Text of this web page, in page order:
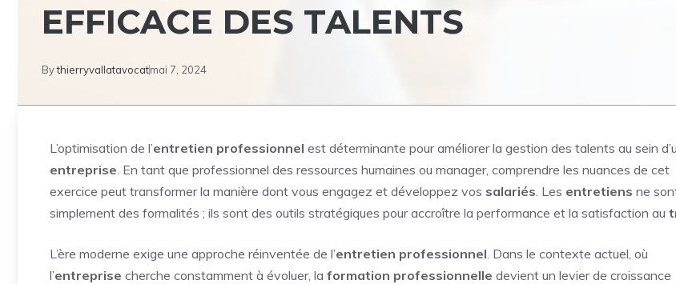
EFFICACE DES TALENTS
Bythierryvallatavocatmai 7, 2024
L’optimisation de l’entretien professionnel est déterminante pour améliorer la gestion des talents au sein
entreprise. En tant que professionnel des ressources humaines ou manager, comprendre les nuances de cet
exercice peut transformer la manière dont vous engagez et développez vos salariés. Les entretiens ne
simplement des formalités ; ils sont des outils stratégiques pour accroître la performance et la satisfaction au
L’ère moderne exige une approche réinventée de l’entretien professionnel. Dans le contexte actuel, où
l’entreprise cherche constamment à évoluer, la formation professionnelle devient un levier de croissance